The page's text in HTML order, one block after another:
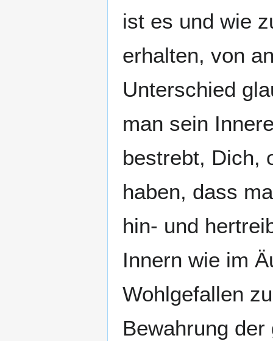
ist es und wie
erhalten, von
Unterschied
man sein
bestrebt, Dich,
haben, dass
hin- und
Innern wie im
Wohlgefallen
Bewahrung